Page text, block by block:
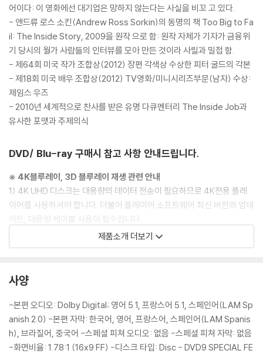
어이다: 이 영화에선 대기업은 망하지 않는다는 사실을 비꼬 고 있다.
- 앤드류 로스 소킨(Andrew Ross Sorkin)의 동명의 책 Too Big to Fa
il: The Inside Story, 2009을 원작 으로 함: 원작 자체가 기자가 금융위
기 당시의 월가 사람들의 인터뷰를 모아 만든 것이라 사릴과 밀접 함.
- 제64회 미국 작가 조합상(2012) 장편 각색상 수상한 피터 굴드의 각본
- 제18회 미국 배우 조합상(2012) TV영화/미니시리즈부문(남자) 수상:
제임스 우즈
- 2010년 세계적으로 찬사를 받은 유명 다큐멘터리 The Inside Job과
유사한 포맷과 주제의식
DVD/ Blu-ray 구매시 참고 사항 안내드립니다.
※ 4K블루레이, 3D 블루레이 재생 관련 안내
1) 4K UHD 디스크는 대용량의 데이터 전송이 필요하므로 4K전용 플레
이어를 사용하셔야 합니다. 더불어 플레이어 소프트웨어 최신 버전의 업데
이트, 대용량 케이블 사용이 필수입니다.
2) 3D 블루레이는 전용 플레이어와 3D 지원 TV를 통해서만 재생 가능합
니다.
※ 아웃케이스/구성품/포장 상태
1) 제작/배송 과정에서 경미한 아웃케이스 주름, 모서리 눌림 및 갈라짐이
발생할 수 있습니다. 반품을 원하실 경우 미개봉 상태로 문의 부탁드립니
다.
2) 스틸북 케이스 제작 과정에서 기포 혹은 경미한 인쇄 오류가 발생할 수
있습니다.
제품소개 더보기
사양
-본편 오디오: Dolby Digital; 영어 5.1, 프랑스어 5.1, 스페인어(LAM Sp
anish 2.0) -본편 자막: 한국어, 영어, 프랑스어, 스페인어(LAM Spanis
h), 브라질어, 중국어 -스페셜 피쳐 오디오: 없음 -스페셜 피쳐 자막: 없음
-화면비율: 1.78:1 (16x9 FF) -디스크 타입: Disc - DVD9 SPECIAL FE